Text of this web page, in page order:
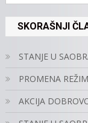
SKORAŠNJI
STANJE U
PROMENA
AKCIJA